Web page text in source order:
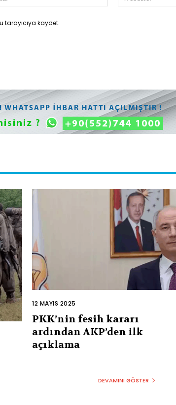
Posta:*
tarayıcıya kaydet.
12 MAYIS 2025
PKK’nin fesih kararı
ardından AKP’den ilk
açıklama
DEVAMINI GÖSTER